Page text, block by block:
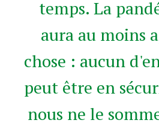
temps. La
aura au moins
chose : aucun
peut être en
nous ne le